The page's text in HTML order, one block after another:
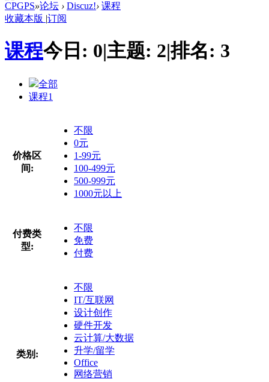
CPGPS»论坛 › Discuz!› 课程
收藏本版 |订阅
课程今日: 0|主题: 2|排名: 3
全部
课程1
价格区
间:
不限
0元
1-99元
100-499元
500-999元
1000元以上
付费类
型:
不限
免费
付费
类别:
不限
IT/互联网
设计创作
硬件开发
云计算/大数据
升学/留学
Office
网络营销